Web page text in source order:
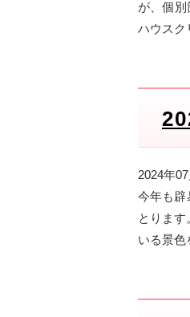
が、個
ハウスク
2024年07
今年も辟
とりま
いる景色